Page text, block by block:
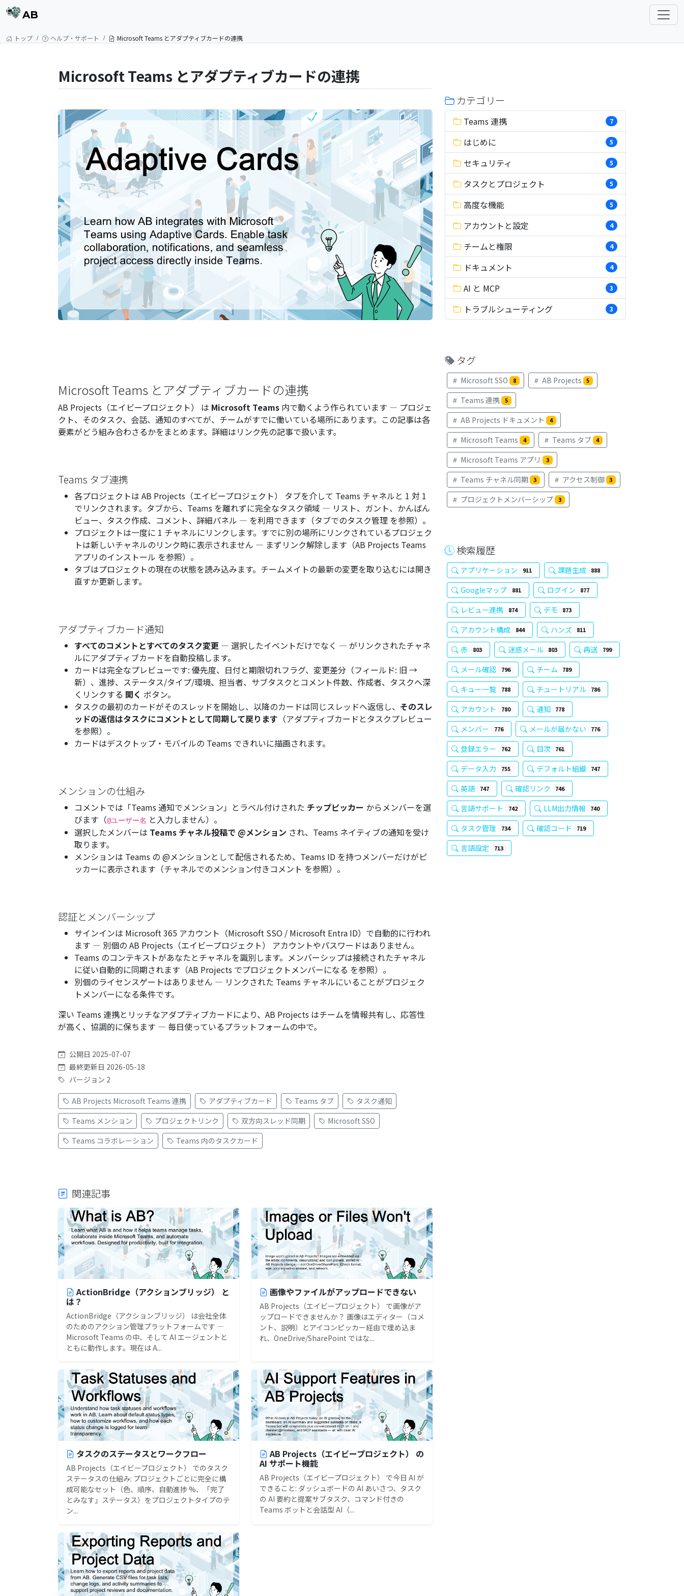
AB
トップ ヘルプ・サポート Microsoft Teams とアダプティブカードの連携
Microsoft Teams とアダプティブカードの連携
Microsoft Teams とアダプティブカードの連携
AB Projects（エイビープロジェクト） は Microsoft Teams 内で動くよう作られています — プロジェ
クト、そのタスク、会話、通知のすべてが、チームがすでに働いている場所にあります。この記事は各
要素がどう組み合わさるかをまとめます。詳細はリンク先の記事で扱います。
Teams タブ連携
各プロジェクトは AB Projects（エイビープロジェクト） タブを介して Teams チャネルと 1 対 1
でリンクされます。タブから、Teams を離れずに完全なタスク領域 — リスト、ガント、かんばん
ビュー、タスク作成、コメント、詳細パネル — を利用できます（タブでのタスク管理 を参照）。
プロジェクトは一度に 1 チャネルにリンクします。すでに別の場所にリンクされているプロジェク
トは新しいチャネルのリンク時に表示されません — まずリンク解除します（AB Projects Teams
アプリのインストール を参照）。
タブはプロジェクトの現在の状態を読み込みます。チームメイトの最新の変更を取り込むには開き
直すか更新します。
アダプティブカード通知
すべてのコメントとすべてのタスク変更 — 選択したイベントだけでなく — がリンクされたチャネ
ルにアダプティブカードを自動投稿します。
カードは完全なプレビューです: 優先度、日付と期限切れフラグ、変更差分（フィールド: 旧 →
新）、進捗、ステータス/タイプ/環境、担当者、サブタスクとコメント件数、作成者、タスクへ深
くリンクする 開く ボタン。
タスクの最初のカードがそのスレッドを開始し、以降のカードは同じスレッドへ返信し、 そのスレ
ッドの返信はタスクにコメントとして同期して戻ります （アダプティブカードとタスクプレビュー
を参照）。
カードはデスクトップ・モバイルの Teams できれいに描画されます。
メンションの仕組み
コメントでは「Teams 通知でメンション」とラベル付けされた チップピッカー からメンバーを選
びます（@ユーザー名 と入力しません）。
選択したメンバーは Teams チャネル投稿で @メンション され、Teams ネイティブの通知を受け
取ります。
メンションは Teams の @メンションとして配信されるため、Teams ID を持つメンバーだけがピ
ッカーに表示されます（チャネルでのメンション付きコメント を参照）。
認証とメンバーシップ
サインインは Microsoft 365 アカウント（Microsoft SSO / Microsoft Entra ID）で自動的に行われ
ます — 別個の AB Projects（エイビープロジェクト） アカウントやパスワードはありません。
Teams のコンテキストがあなたとチャネルを識別します。メンバーシップは接続されたチャネル
に従い自動的に同期されます（AB Projects でプロジェクトメンバーになる を参照）。
別個のライセンスゲートはありません — リンクされた Teams チャネルにいることがプロジェク
トメンバーになる条件です。
深い Teams 連携とリッチなアダプティブカードにより、AB Projects はチームを情報共有し、応答性
が高く、協調的に保ちます — 毎日使っているプラットフォームの中で。
公開日 2025-07-07
最終更新日 2026-05-18
バージョン 2
AB Projects Microsoft Teams 連携 アダプティブカード Teams タブ
タスク通知
Teams メンション
プロジェクトリンク 双方向スレッド同期
Microsoft SSO
Teams コラボレーション
Teams 内のタスクカード
関連記事
ActionBridge（アクションブリッジ） と
は？
ActionBridge（アクションブリッジ） は会社全体
のためのアクション管理プラットフォームです —
Microsoft Teams の中、そして AI エージェントと
ともに動作します。現在は A...
画像やファイルがアップロードできない
AB Projects（エイビープロジェクト） で画像がア
ップロードできませんか？ 画像はエディター（コメ
ント、説明）とアイコンピッカー経由で埋め込ま
れ、OneDrive/SharePoint ではな...
タスクのステータスとワークフロー
AB Projects（エイビープロジェクト） でのタスク
ステータスの仕組み: プロジェクトごとに完全に構
成可能なセット（色、順序、自動進捗 %、「完了
とみなす」ステータス）をプロジェクトタイプのテ
ン...
AB Projects（エイビープロジェクト） の
AI サポート機能
AB Projects（エイビープロジェクト） で今日 AI が
できること: ダッシュボードの AI あいさつ、タスク
の AI 要約と提案サブタスク、コマンド付きの
Teams ボットと会話型 AI（...
カテゴリー
Teams 連携 7
はじめに 5
セキュリティ 5
タスクとプロジェクト 5
高度な機能 5
アカウントと設定 4
チームと権限 4
ドキュメント 4
AI と MCP 3
トラブルシューティング 3
タグ
Microsoft SSO 8 AB Projects 5
Teams 連携 5
AB Projects ドキュメント 4
Microsoft Teams 4 Teams タブ 4
Microsoft Teams アプリ 3
Teams チャネル同期 3 アクセス制御 3
プロジェクトメンバーシップ 3
検索履歴
アプリケーション 911 課題生成 888
Googleマップ 881 ログイン 877
レビュー連携 874 デモ 873
アカウント構成 844 ハンズ 811
赤 803 迷惑メール 803 再送 799
メール確認 796 チーム 789
キュー一覧 788 チュートリアル 786
アカウント 780 通知 778
メンバー 776 メールが届かない 776
登録エラー 762 目次 761
データ入力 755 デフォルト組織 747
英語 747 確認リンク 746
言語サポート 742 LLM出力情報 740
タスク管理 734 確認コード 719
言語設定 713